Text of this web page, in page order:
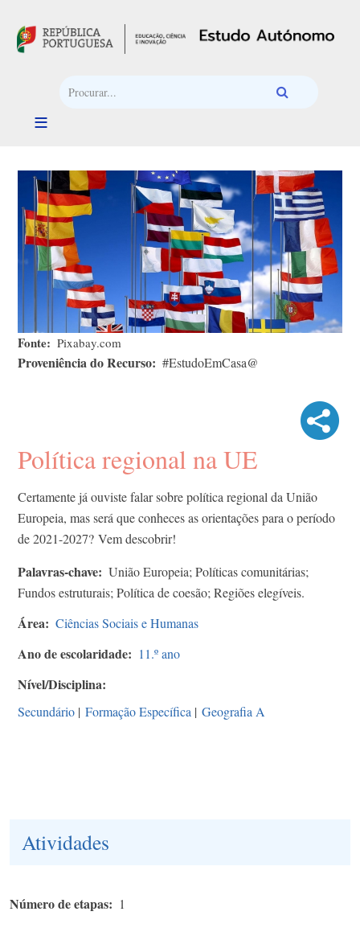
Fonte Pixabay.com
Proveniência do Recurso #EstudoEmCasa@
Política regional na UE
Certamente já ouviste falar sobre política regional da União
Europeia, mas será que conheces as orientações para o período
de 2021-2027? Vem descobrir!
Palavras-chave
União Europeia; Políticas comunitárias;
Fundos estruturais; Política de coesão; Regiões elegíveis.
Área Ciências Sociais e Humanas
Ano de escolaridade 11.º ano
Nível/Disciplina
Secundário | Formação Específica | Geografia A
Atividades
Número de etapas 1